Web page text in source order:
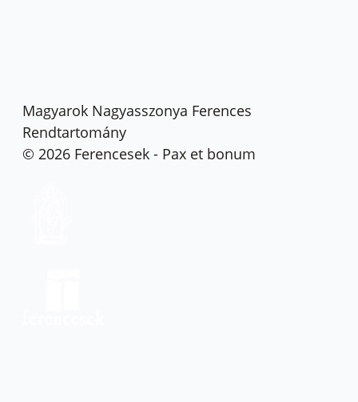
Magyarok Nagyasszonya Ferences
Rendtartomány
© 2026 Ferencesek - Pax et bonum